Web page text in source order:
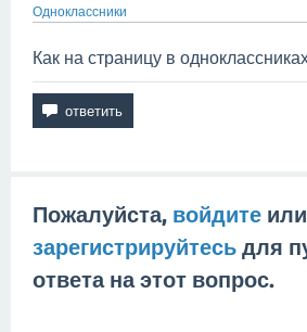
Одноклассники
Как на страницу в
Пожалуйста, войдите или
зарегистрируйтесь для
ответа на этот вопрос.